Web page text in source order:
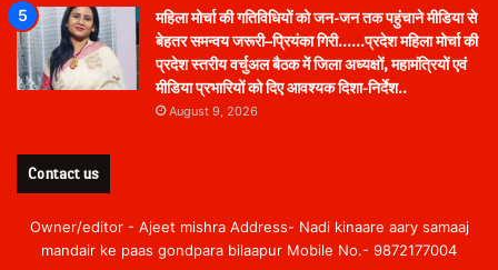
महिला मोर्चा की गतिविधियों को जन-जन तक पहुंचाने मीडिया से
बेहतर समन्वय जरूरी–प्रियंका गिरी……प्रदेश महिला मोर्चा की
प्रदेश स्तरीय वर्चुअल बैठक में जिला अध्यक्षों, महामंत्रियों एवं
मीडिया प्रभारियों को दिए आवश्यक दिशा-निर्देश..
August 9, 2026
Contact us
Owner/editor - Ajeet mishra Address- Nadi kinaare aary samaaj
mandair ke paas gondpara bilaapur Mobile No.- 9872177004